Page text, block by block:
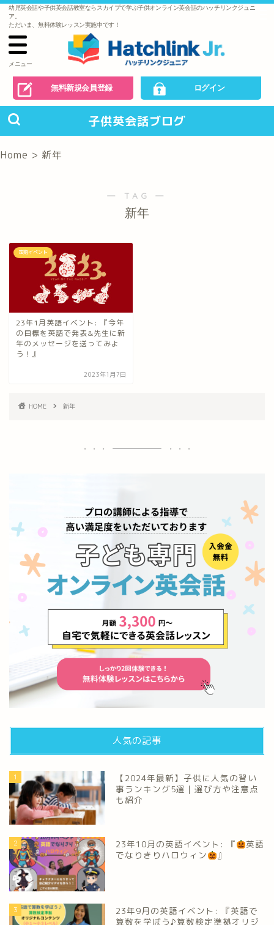
幼児英会話や子供英会話教室ならスカイプで学ぶ子供オンライン英会話のハッチリンクジュニ
ア。
ただいま、無料体験レッスン実施中です！
メニュー
無料新規会員登録 ログイン
子供英会話ブログ
Home > 新年
― TAG ―
新年
定期イベント
23年1月英語イベント: 『今年
の目標を英語で発表&先生に新
年のメッセージを送ってみよ
う！』
2023年1月7日
HOME 新年
人気の記事
1
【2024年最新】子供に人気の習い
事ランキング5選｜選び方や注意点
も紹介
2 23年10月の英語イベント: 『
英語
でなりきりハロウィン
』
3
23年9月の英語イベント: 『英語で
算数を学ぼう♪算数検定準拠オリジ